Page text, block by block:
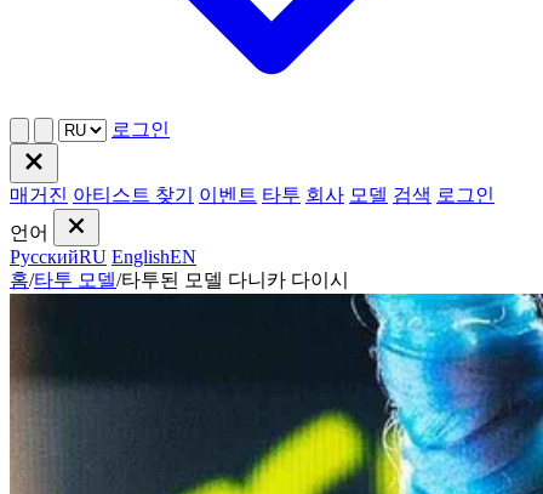
로그인
매거진 아티스트 찾기 이벤트 타투 회사 모델 검색 로그인
언어
РусскийRU EnglishEN
홈/타투 모델/타투된 모델 다니카 다이시